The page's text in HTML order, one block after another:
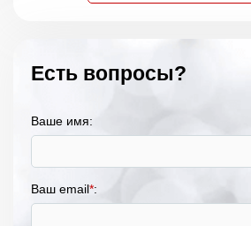
Есть вопросы?
Ваше имя:
Ваш email*: